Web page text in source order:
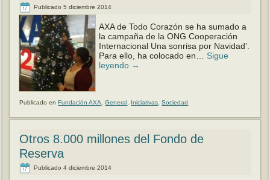
Publicado 5 diciembre 2014
AXA de Todo Corazón se ha sumado a
la campaña de la ONG Cooperación
Internacional Una sonrisa por Navidad’.
Para ello, ha colocado en… Sigue
leyendo →
Publicado en Fundación AXA ,General Iniciativas ,Sociedad
Otros 8.000 millones del Fondo de
Reserva
Publicado 4 diciembre 2014